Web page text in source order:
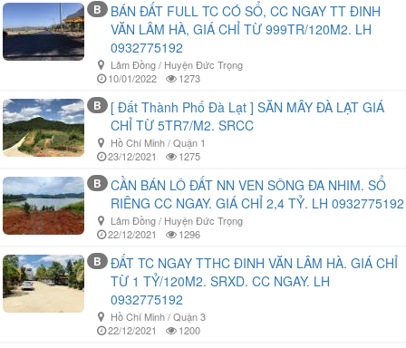
B
BÁN ĐẤT FULL TC CÓ SỔ, CC NGAY TT ĐINH
VĂN LÂM HÀ, GIÁ CHỈ TỪ 999TR/120M2. LH
0932775192
Lâm Đồng / Huyện Đức Trọng
10/01/2022
1273
B
[ Đất Thành Phố Đà Lạt ] SĂN MÂY ĐÀ LẠT GIÁ
CHỈ TỪ 5TR7/M2. SRCC
Hồ Chí Minh / Quận 1
23/12/2021
1275
B
CẦN BÁN LÔ ĐẤT NN VEN SÔNG ĐA NHIM. SỔ
RIÊNG CC NGAY. GIÁ CHỈ 2,4 TỶ. LH 0932775192
Lâm Đồng / Huyện Đức Trọng
22/12/2021
1296
B
ĐẤT TC NGAY TTHC ĐINH VĂN LÂM HÀ. GIÁ CHỈ
TỪ 1 TỶ/120M2. SRXD. CC NGAY. LH
0932775192
Hồ Chí Minh / Quận 3
22/12/2021
1200